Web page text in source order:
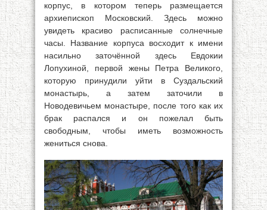
корпус, в котором теперь размещается
архиепископ Московский. Здесь можно
увидеть красиво расписанные солнечные
часы. Название корпуса восходит к имени
насильно заточённой здесь Евдокии
Лопухиной, первой жены Петра Великого,
которую принудили уйти в Суздальский
монастырь, а затем заточили в
Новодевичьем монастыре, после того как их
брак распался и он пожелал быть
свободным, чтобы иметь возможность
жениться снова.